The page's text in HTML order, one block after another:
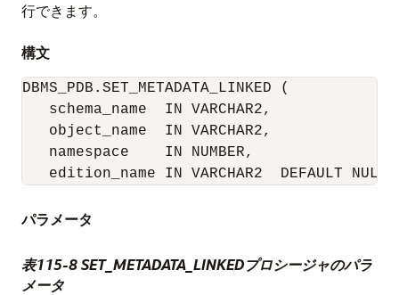
行できます。
構文
DBMS_PDB.SET_METADATA_LINKED (
   schema_name  IN VARCHAR2,
   object_name  IN VARCHAR2,
   namespace    IN NUMBER,
パラメータ
表115-8SET_METADATA_LINKEDプロシージャのパラ
メータ